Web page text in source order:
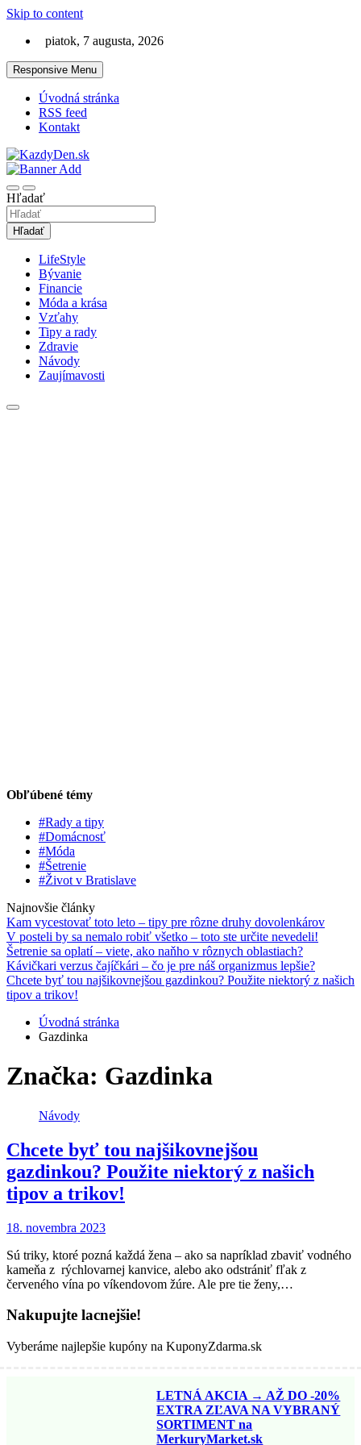
Skip to content
piatok, 7 augusta, 2026
Responsive Menu
Úvodná stránka
RSS feed
Kontakt
KazdyDen.sk
Hľadať
Hľadať
LifeStyle
Bývanie
Financie
Móda a krása
Vzťahy
Tipy a rady
Zdravie
Návody
Zaujímavosti
Obľúbené témy
#Rady a tipy
#Domácnosť
#Móda
#Šetrenie
#Život v Bratislave
Najnovšie články
Kam vycestovať toto leto – tipy pre rôzne druhy dovolenkárov
V posteli by sa nemalo robiť všetko – toto ste určite nevedeli!
Šetrenie sa oplatí – viete, ako naňho v rôznych oblastiach?
Kávičkari verzus čajíčkári – čo je pre náš organizmus lepšie?
Chcete byť tou najšikovnejšou gazdinkou? Použite niektorý z našich
tipov a trikov!
Úvodná stránka
Gazdinka
Značka: Gazdinka
Návody
Chcete byť tou najšikovnejšou
gazdinkou? Použite niektorý z našich
tipov a trikov!
18. novembra 2023
Sú triky, ktoré pozná každá žena – ako sa napríklad zbaviť vodného
kameňa z rýchlovarnej kanvice, alebo ako odstrániť fľak z
červeného vína po víkendovom žúre. Ale pre tie ženy,…
Nakupujte lacnejšie!
Vyberáme najlepšie kupóny na KuponyZdarma.sk
LETNÁ AKCIA → AŽ DO -20%
EXTRA ZĽAVA NA VYBRANÝ
SORTIMENT na
MerkuryMarket.sk